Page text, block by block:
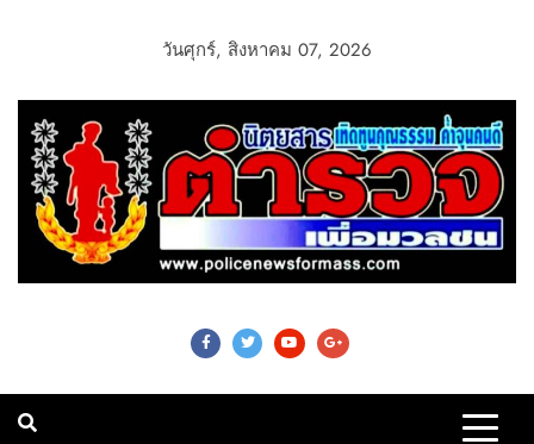
วันศุกร์, สิงหาคม 07, 2026
Police News For
Mass